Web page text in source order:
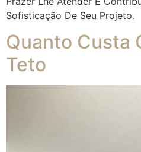
Sofisticação De Seu Projeto.
Quanto Custa
Teto